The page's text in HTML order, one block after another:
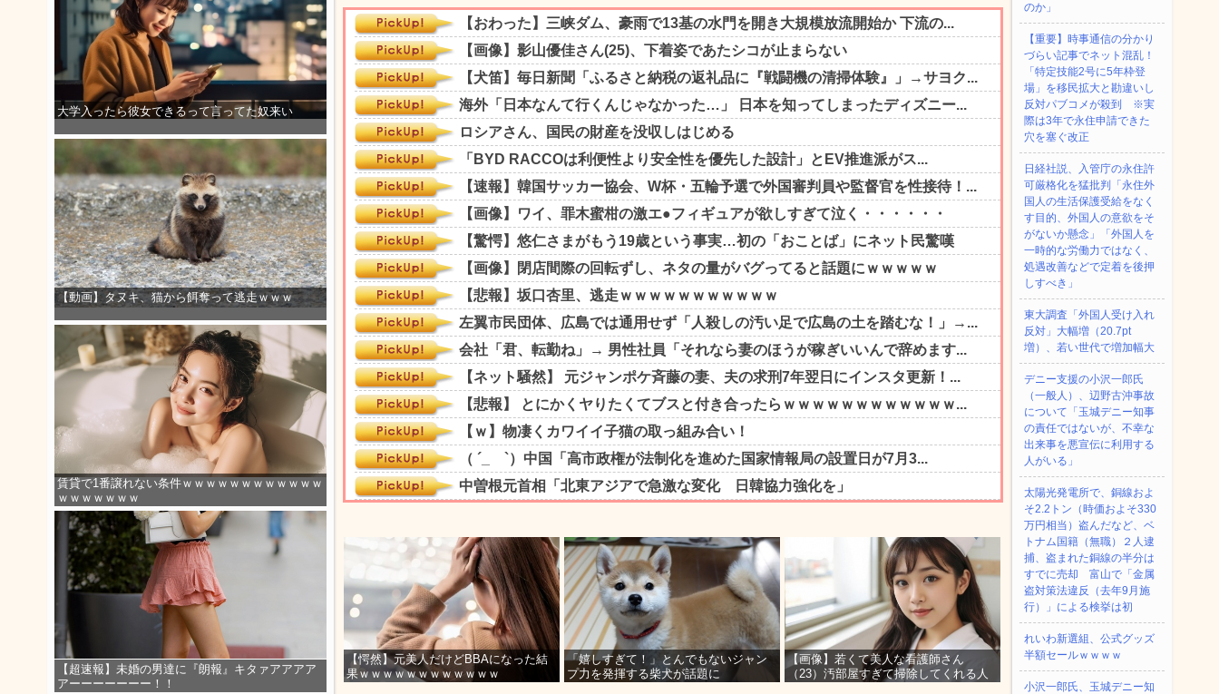
大学入ったら彼女できるって言ってた奴来い
【動画】タヌキ、猫から餌奪って逃走ｗｗｗ
賃貸で1番譲れない条件ｗｗｗｗｗｗｗｗｗｗｗｗ
ｗｗｗｗｗｗｗ
【超速報】未婚の男達に『朗報』キタァアアアア
アーーーーーーー！！
【愕然】元美人だけどBBAになった結
果ｗｗｗｗｗｗｗｗｗｗｗｗ
「嬉しすぎて！」とんでもないジャン
プ力を発揮する柴犬が話題に
【画像】若くて美人な看護師さん
（23）汚部屋すぎて掃除してくれる人
のか」
【重要】時事通信の分かり
づらい記事でネット混乱！
「特定技能2号に5年枠登
場」を移民拡大と勘違いし
反対パブコメが殺到 ※実
際は3年で永住申請できた
穴を塞ぐ改正
日経社説、入管庁の永住許
可厳格化を猛批判「永住外
国人の生活保護受給をなく
す目的、外国人の意欲をそ
がないか懸念」「外国人を
一時的な労働力ではなく、
処遇改善などで定着を後押
しすべき」
東大調査「外国人受け入れ
反対」大幅増（20.7pt
増）、若い世代で増加幅大
デニー支援の小沢一郎氏
（一般人）、辺野古沖事故
について「玉城デニー知事
の責任ではないが、不幸な
出来事を悪宣伝に利用する
人がいる」
太陽光発電所で、銅線およ
そ2.2トン（時価およそ330
万円相当）盗んだなど、ベ
トナム国籍（無職）２人逮
捕、盗まれた銅線の半分は
すでに売却 富山で「金属
盗対策法違反（去年9月施
行）」による検挙は初
れいわ新選組、公式グッズ
半額セールｗｗｗｗ
小沢一郎氏、玉城デニー知